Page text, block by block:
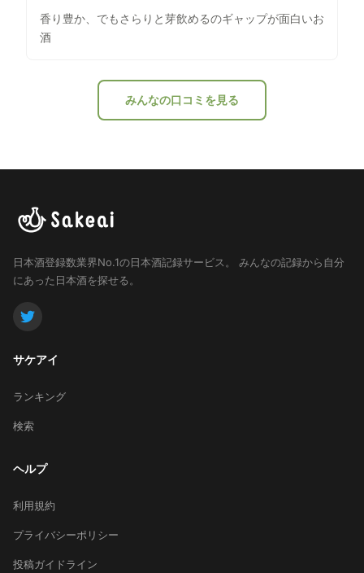
香り豊か、でもさらりと芽飲めるのギャップが面白いお
酒
みんなの口コミを見る
日本酒登録数業界No.1の日本酒記録サービス。
みんなの記録から自分
にあった日本酒を探せる。
サケアイ
ランキング
検索
ヘルプ
利用規約
プライバシーポリシー
投稿ガイドライン